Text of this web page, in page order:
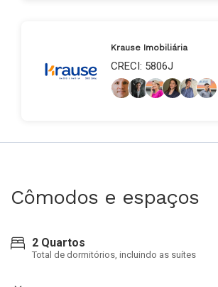
Krause Imobiliária
CRECI: 5806J
Cômodos e espaços
2 Quartos
Total de dormitórios, incluindo as suítes